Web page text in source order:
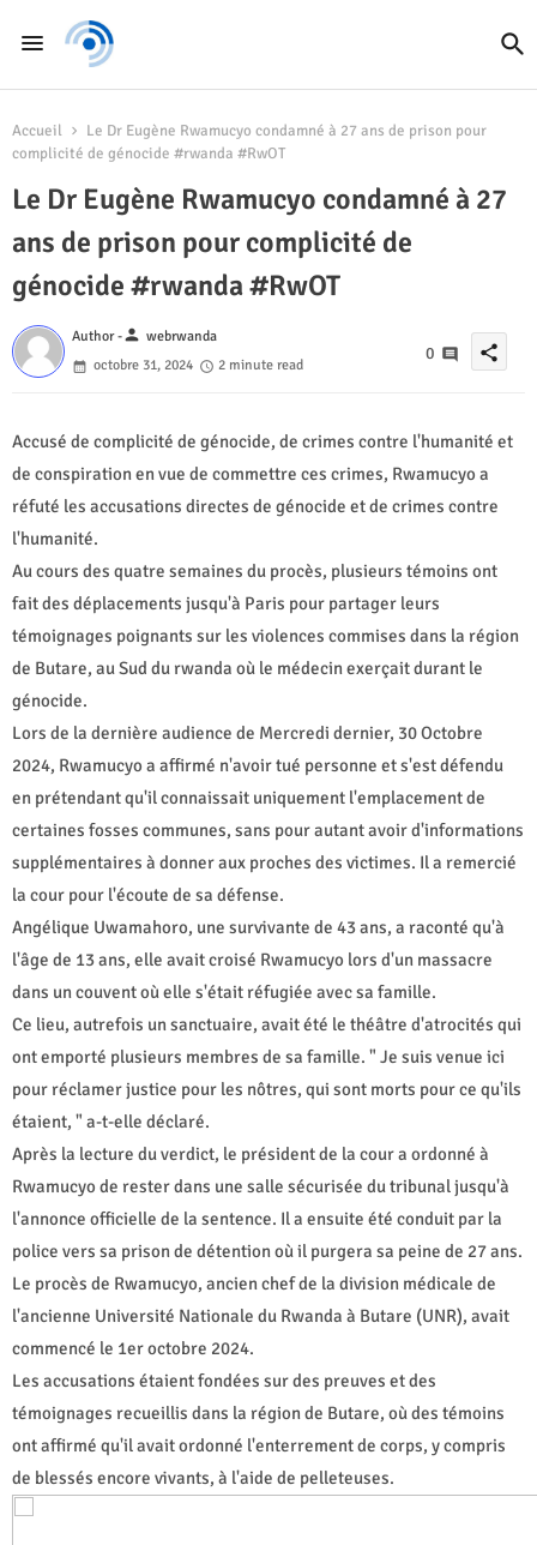
Accueil
Le Dr Eugène Rwamucyo condamné à 27 ans de prison pour
complicité de génocide #rwanda #RwOT
Le Dr Eugène Rwamucyo condamné à 27
ans de prison pour complicité de
génocide #rwanda #RwOT
Author -person webrwanda
octobre 31, 2024
2 minute read
0 share
Accusé de complicité de génocide, de crimes contre l'humanité et
de conspiration en vue de commettre ces crimes, Rwamucyo a
réfuté les accusations directes de génocide et de crimes contre
l'humanité.
Au cours des quatre semaines du procès, plusieurs témoins ont
fait des déplacements jusqu'à Paris pour partager leurs
témoignages poignants sur les violences commises dans la région
de Butare, au Sud du rwanda où le médecin exerçait durant le
génocide.
Lors de la dernière audience de Mercredi dernier, 30 Octobre
2024, Rwamucyo a affirmé n'avoir tué personne et s'est défendu
en prétendant qu'il connaissait uniquement l'emplacement de
certaines fosses communes, sans pour autant avoir d'informations
supplémentaires à donner aux proches des victimes. Il a remercié
la cour pour l'écoute de sa défense.
Angélique Uwamahoro, une survivante de 43 ans, a raconté qu'à
l'âge de 13 ans, elle avait croisé Rwamucyo lors d'un massacre
dans un couvent où elle s'était réfugiée avec sa famille.
Ce lieu, autrefois un sanctuaire, avait été le théâtre d'atrocités qui
ont emporté plusieurs membres de sa famille. " Je suis venue ici
pour réclamer justice pour les nôtres, qui sont morts pour ce qu'ils
étaient, " a-t-elle déclaré.
Après la lecture du verdict, le président de la cour a ordonné à
Rwamucyo de rester dans une salle sécurisée du tribunal jusqu'à
l'annonce officielle de la sentence. Il a ensuite été conduit par la
police vers sa prison de détention où il purgera sa peine de 27 ans.
Le procès de Rwamucyo, ancien chef de la division médicale de
l'ancienne Université Nationale du Rwanda à Butare (UNR), avait
commencé le 1er octobre 2024.
Les accusations étaient fondées sur des preuves et des
témoignages recueillis dans la région de Butare, où des témoins
ont affirmé qu'il avait ordonné l'enterrement de corps, y compris
de blessés encore vivants, à l'aide de pelleteuses.